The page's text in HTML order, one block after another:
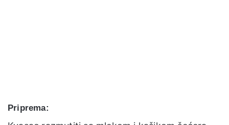
Priprema: